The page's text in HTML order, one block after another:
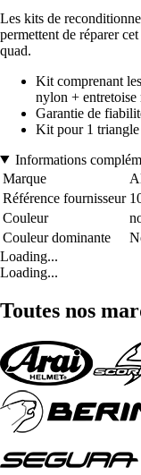
Les kits de
permettent de réparer
quad.
Kit comprenant
nylon + entretoise
Garantie de
Kit pour 1 triangle
Informations
Marque
Référence fournisseur
Couleur
Couleur dominante
Loading...
Loading...
Toutes nos